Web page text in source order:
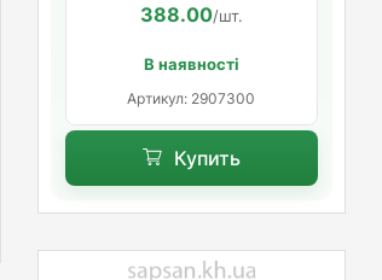
388.00/шт.
В наявності
Артикул: 2907300
Купить